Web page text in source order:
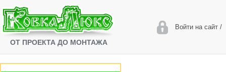
ОТ ПРОЕКТА ДО МОНТАЖА
Войти на сайт/